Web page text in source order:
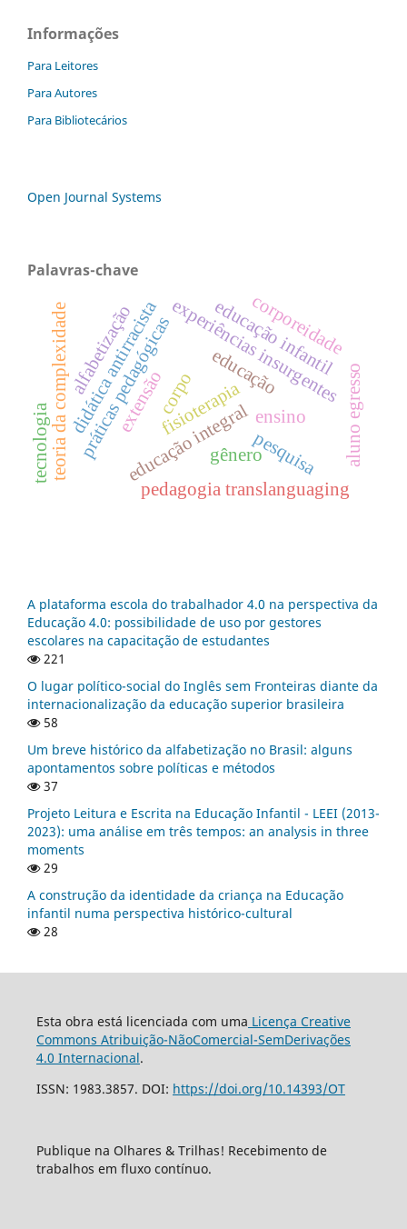
Informações
Para Leitores
Para Autores
Para Bibliotecários
Open Journal Systems
Palavras-chave
educação
corpo ensino
pesquisa
extensão
práticas pedagógicas
didática antirracistaexperiências insurgentes
educação infantil
educação integral aluno egresso
fisioterapia
pedagogia translanguaging
teoria da complexidadealfabetização
gênero
corporeidade
tecnologia
A plataforma escola do trabalhador 4.0 na perspectiva da
Educação 4.0: possibilidade de uso por gestores
escolares na capacitação de estudantes
221
O lugar político-social do Inglês sem Fronteiras diante da
internacionalização da educação superior brasileira
58
Um breve histórico da alfabetização no Brasil: alguns
apontamentos sobre políticas e métodos
37
Projeto Leitura e Escrita na Educação Infantil - LEEI (2013-
2023): uma análise em três tempos: an analysis in three
moments
29
A construção da identidade da criança na Educação
infantil numa perspectiva histórico-cultural
28
Esta obra está licenciada com uma Licença Creative
Commons Atribuição-NãoComercial-SemDerivações
4.0 Internacional.
ISSN: 1983.3857. DOI: https://doi.org/10.14393/OT
Publique na Olhares & Trilhas! Recebimento de
trabalhos em fluxo contínuo.